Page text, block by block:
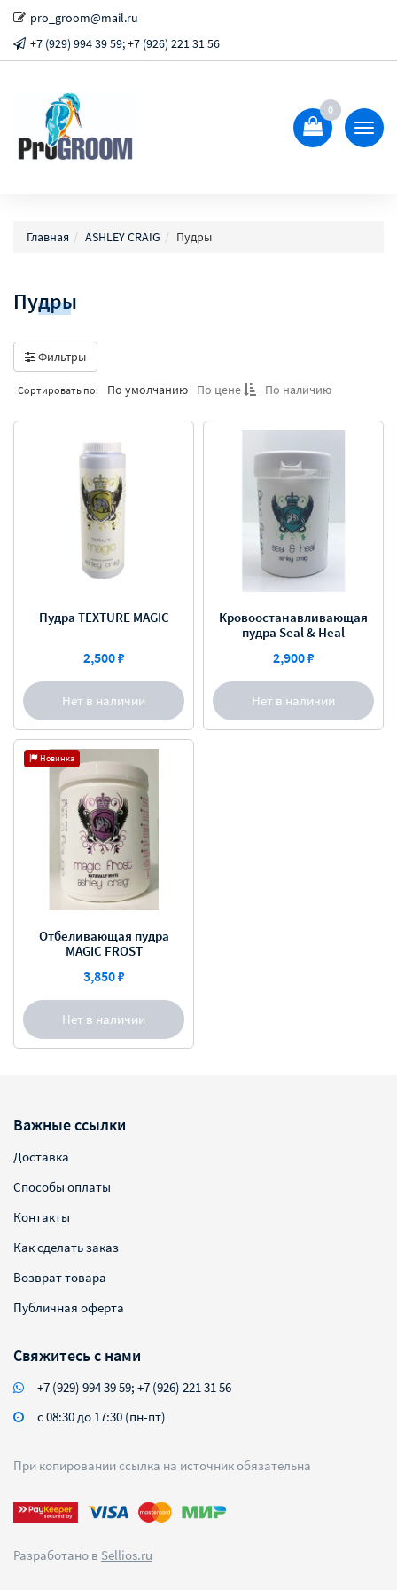
pro_groom@mail.ru
+7 (929) 994 39 59; +7 (926) 221 31 56
0
Главная ASHLEY CRAIG Пудры
Пудры
Фильтры
Сортировать по: По умолчанию По цене По наличию
Нет в наличии
Пудра TEXTURE MAGIC
2,500 ₽
Нет в наличии
Кровоостанавливающая
пудра Seal & Heal
2,900 ₽
Новинка
Нет в наличии
Отбеливающая пудра
MAGIC FROST
3,850 ₽
Разработано в Sellios.ru
Важные ссылки
Доставка
Способы оплаты
Контакты
Как сделать заказ
Возврат товара
Публичная оферта
Свяжитесь с нами
+7 (929) 994 39 59; +7 (926) 221 31 56
с 08:30 до 17:30 (пн-пт)
При копировании ссылка на источник обязательна